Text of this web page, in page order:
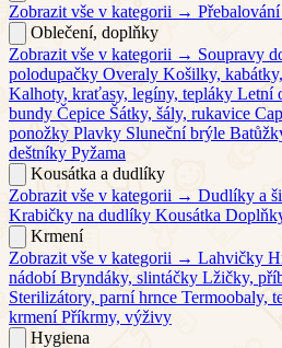
Zobrazit vše v kategorii → Přebalování
Oblečení, doplňky
Zobrazit vše v kategorii → Soupravy
polodupačky Overaly Košilky,
Kalhoty, kraťasy, legíny, tepláky Letní
bundy Čepice Šátky, šály, rukavice
ponožky Plavky Sluneční brýle
deštníky Pyžama
Kousátka a dudlíky
Zobrazit vše v kategorii → Dudlíky a
Krabičky na dudlíky Kousátka
Krmení
Zobrazit vše v kategorii → Lahvičky
nádobí Bryndáky, slintáčky Lžičky,
Sterilizátory, parní hrnce Termoobaly,
krmení Příkrmy, výživy
Hygiena